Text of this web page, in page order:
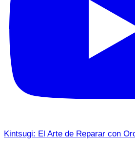
Kintsugi: El Arte de Reparar con